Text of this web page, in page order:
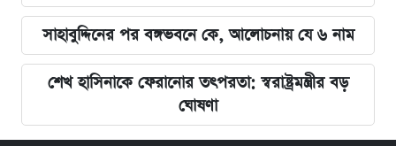
সাহাবুদ্দিনের পর বঙ্গভবনে কে, আলোচনায় যে ৬ নাম
শেখ হাসিনাকে ফেরানোর তৎপরতা: স্বরাষ্ট্রমন্ত্রীর বড়
ঘোষণা